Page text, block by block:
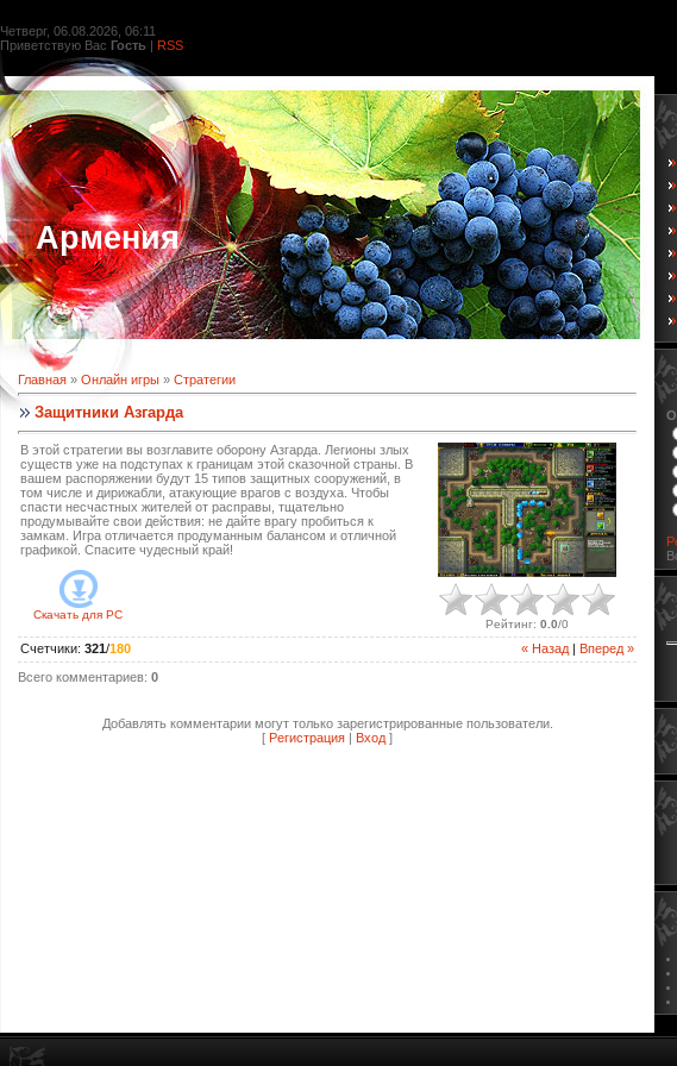
Четверг, 06.08.2026, 06:11
Приветствую Вас Гость | RSS
Армения
Главная » Онлайн игры » Стратегии
Защитники Азгарда
В этой стратегии вы возглавите оборону Азгарда. Легионы злых
существ уже на подступах к границам этой сказочной страны. В
вашем распоряжении будут 15 типов защитных сооружений, в
том числе и дирижабли, атакующие врагов с воздуха. Чтобы
спасти несчастных жителей от расправы, тщательно
продумывайте свои действия: не дайте врагу пробиться к
замкам. Игра отличается продуманным балансом и отличной
графикой. Спасите чудесный край!
Скачать для PC
Рейтинг: 0.0/0
« Назад Вперед »
Счетчики: 321/180
Всего комментариев: 0
Добавлять комментарии могут только зарегистрированные пользователи.
[ Регистрация Вход ]